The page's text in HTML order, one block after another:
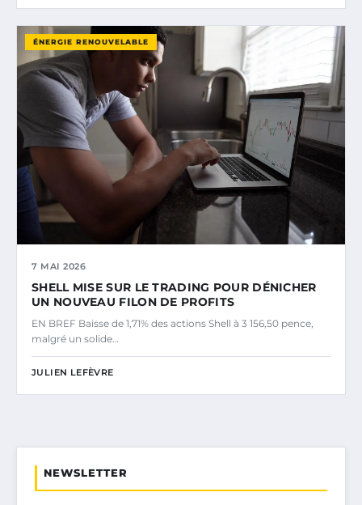
ÉNERGIE RENOUVELABLE
7 MAI 2026
SHELL MISE SUR LE TRADING POUR DÉNICHER
UN NOUVEAU FILON DE PROFITS
EN BREF Baisse de 1,71% des actions Shell à 3 156,50 pence,
malgré un solide…
JULIEN LEFÈVRE
NEWSLETTER